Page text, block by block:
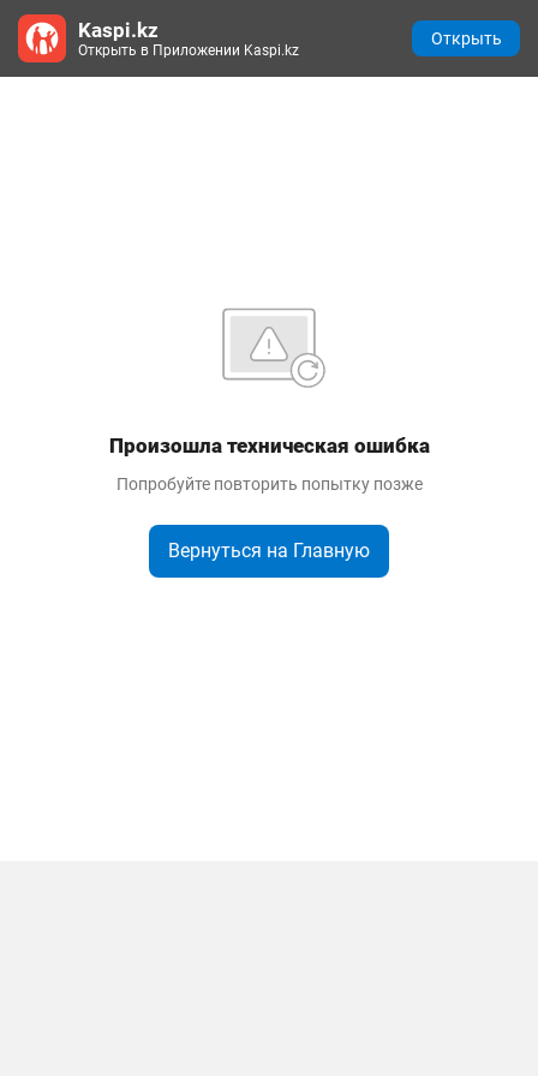
Произошла техническая ошибка
Попробуйте повторить попытку позже
Вернуться на Главную
Kaspi.kz
Открыть в Приложении Kaspi.kz
Открыть